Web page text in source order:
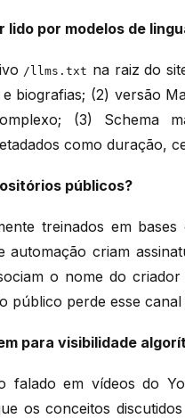
por modelos de
/llms.txt na raiz do
biografias; (2) versão
(3) Schema
como duração,
públicos?
treinados em
automação criam
o nome do
público perde esse
para visibilidade
falado em vídeos do
os conceitos